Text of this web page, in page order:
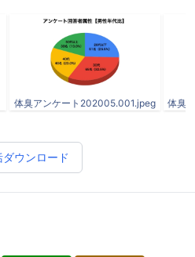
体臭アンケート202005.001.jpeg 体臭
ダウンロード